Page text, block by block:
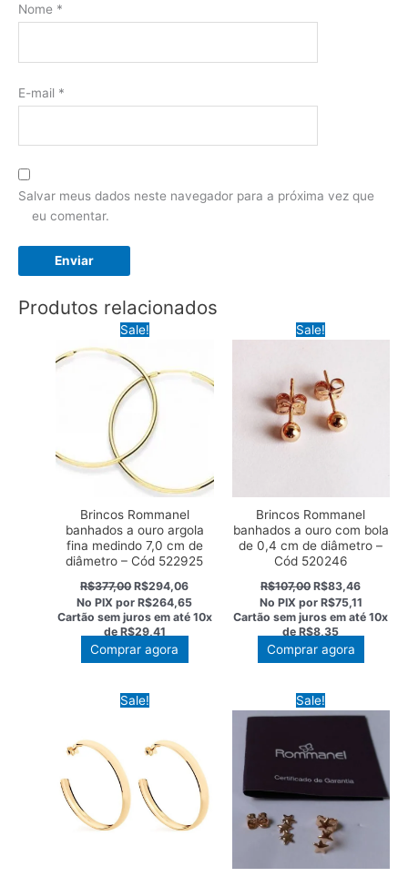
Nome *
E-mail *
Salvar meus dados neste navegador para a próxima vez que
eu comentar.
Produtos relacionados
Sale!
Brincos Rommanel
banhados a ouro argola
fina medindo 7,0 cm de
diâmetro – Cód 522925
R$377,00O
preço
original
era:
R$377,00.
R$294,06O
preço
atual
é:
R$294,06.
No PIX porR$264,65
Cartão sem juros em até 10x
deR$29,41
Comprar agora
Sale!
Brincos Rommanel
banhados a ouro com bola
de 0,4 cm de diâmetro –
Cód 520246
R$107,00O
preço
original
era:
R$107,00.
R$83,46O
preço
atual
é:
No PIX por R$75,11
Cartão sem juros em até10x
de R$8,35
Comprar agora
Sale! Sale!